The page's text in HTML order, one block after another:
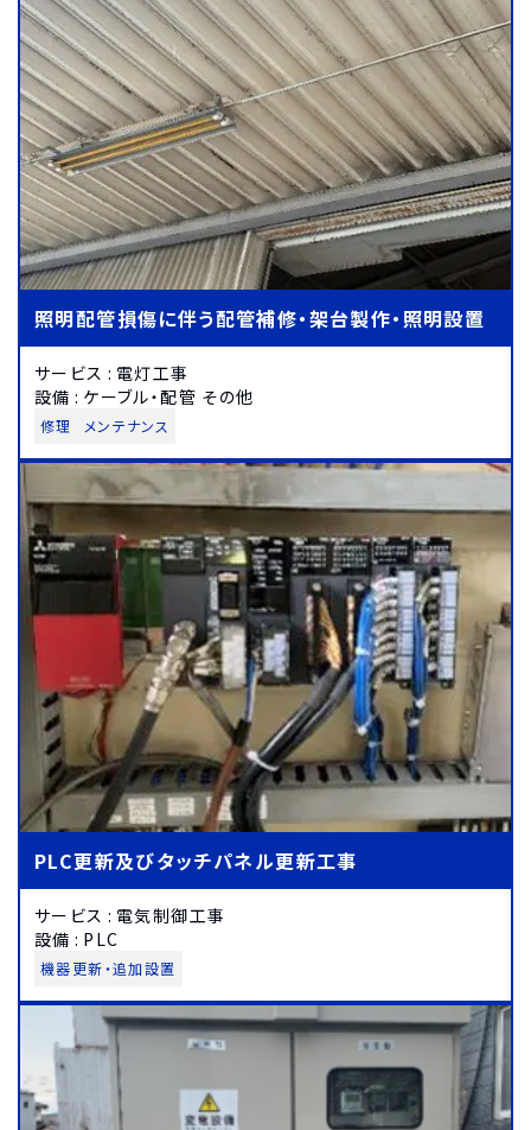
照明配管損傷に伴う配管補修・架台製作・照明設置
サービス : 電灯工事
設備 : ケーブル・配管 その他
修理 メンテナンス
PLC更新及びタッチパネル更新工事
サービス : 電気制御工事
設備 : PLC
機器更新・追加設置